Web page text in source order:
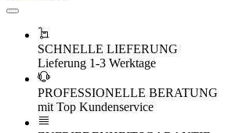
SCHNELLE LIEFERUNG
Lieferung 1-3 Werktage
PROFESSIONELLE BERATUNG
mit Top Kundenservice